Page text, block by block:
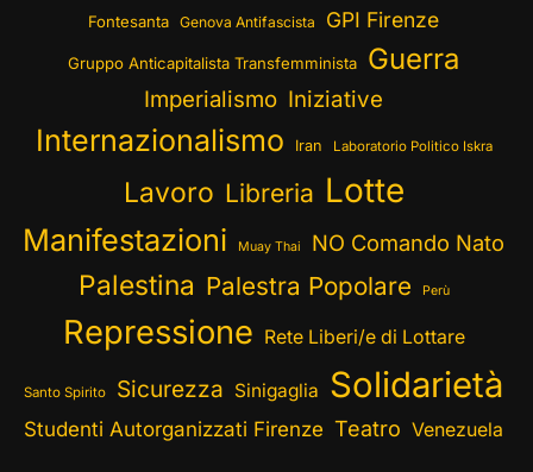
Fontesanta Genova Antifascista GPI Firenze
Gruppo Anticapitalista Transfemminista Guerra
Imperialismo Iniziative
Internazionalismo Iran Laboratorio Politico Iskra
Lavoro Libreria Lotte
Manifestazioni Muay Thai NO Comando Nato
Palestina Palestra Popolare Perù
Repressione Rete Liberi/e di Lottare
Santo Spirito Sicurezza Sinigaglia Solidarietà
Studenti Autorganizzati Firenze Teatro Venezuela